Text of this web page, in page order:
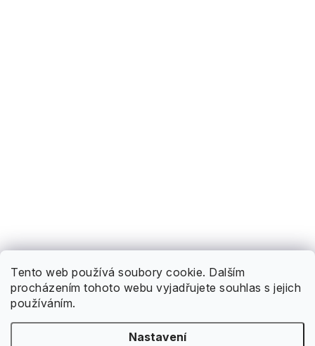
Tento web používá soubory cookie. Dalším
procházením tohoto webu vyjadřujete souhlas s jejich
používáním.
Nastavení